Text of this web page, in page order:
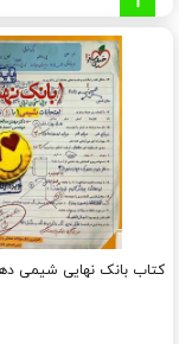
کتاب بانک نهایی شیمی